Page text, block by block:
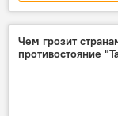
США
Сирия
мирные жители
Чем грозит
противостояние